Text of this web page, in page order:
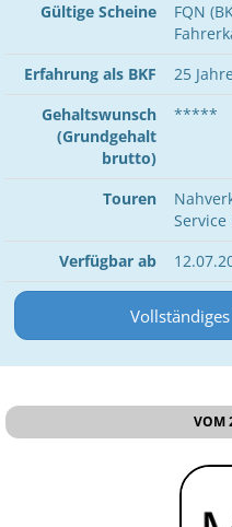
Gültige Scheine
FQN
Erfahrung als BKF
25 Jahre
Gehaltswunsch
(Grundgehalt
brutto)
*****
Touren
Verfügbar ab
VOM